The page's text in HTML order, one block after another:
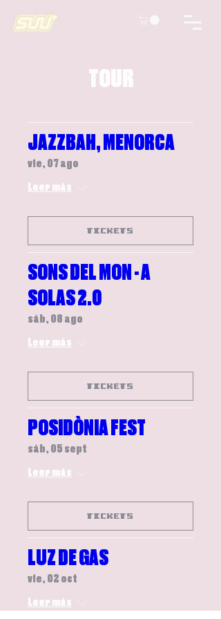
TOUR
JAZZBAH, MENORCA
vie, 07 ago
Leer más
TICKETS
SONS DEL MON - A
SOLAS 2.0
sáb, 08 ago
Leer más
TICKETS
POSIDÒNIA FEST
sáb, 05 sept
Leer más
TICKETS
LUZ DE GAS
vie, 02 oct
Leer más